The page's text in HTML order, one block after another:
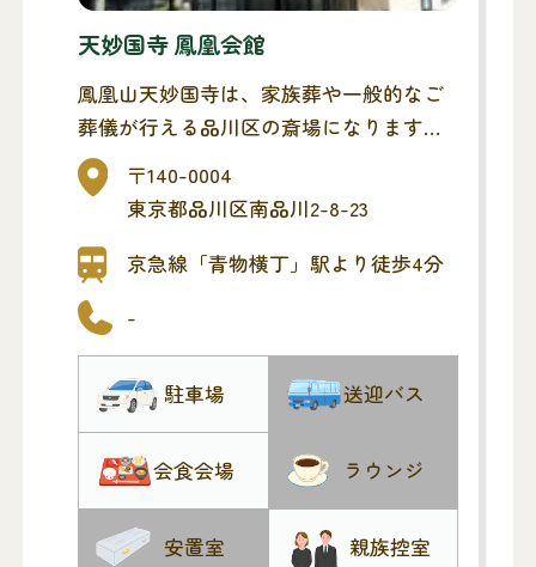
天妙国寺 鳳凰会館
鳳凰山天妙国寺は、家族葬や一般的なご
葬儀が行える品川区の斎場になります。
お通夜・告別式(ご葬儀)までを同斎場で
とり行い、最寄りの火葬場へ移動する流
れになります。
公共交通機関から徒歩4分の立地にあり、
便利な斎場です。
〒140-0004
東京都品川区南品川2-8-23
京急線「青物横丁」駅より徒歩4分
-
駐車場 送迎バス
会食会場 ラウンジ
安置室 親族控室